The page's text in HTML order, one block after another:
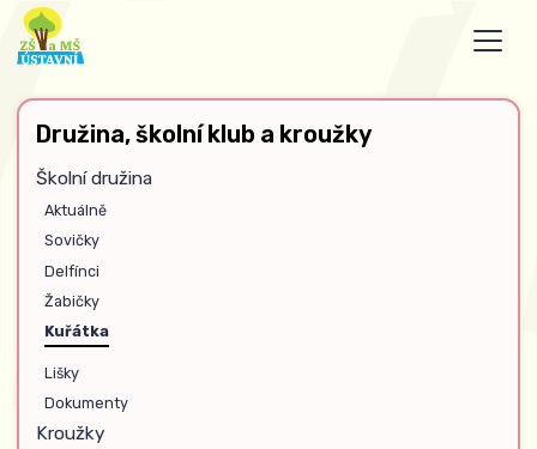
Družina, školní klub a kroužky
Školní družina
Aktuálně
Sovičky
Delfínci
Žabičky
Kuřátka
Lišky
Dokumenty
Kroužky